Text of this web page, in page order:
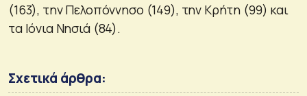
(163), την Πελοπόννησο (149), την Κρήτη (99) και
τα Ιόνια Νησιά (84).
Σχετικά άρθρα: